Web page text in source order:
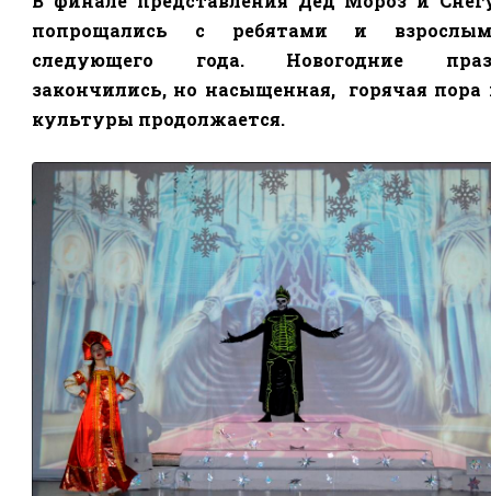
попрощались с ребятами и
следующего года. Новогодние
закончились, но насыщенная,
горячая
культуры продолжается.